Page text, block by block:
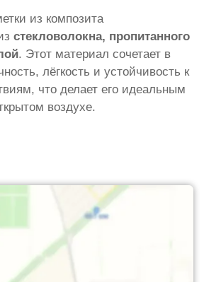
из композита
стекловолокна, пропитанного
. Этот материал сочетает в
лёгкость и устойчивость к
что делает его идеальным
воздухе.